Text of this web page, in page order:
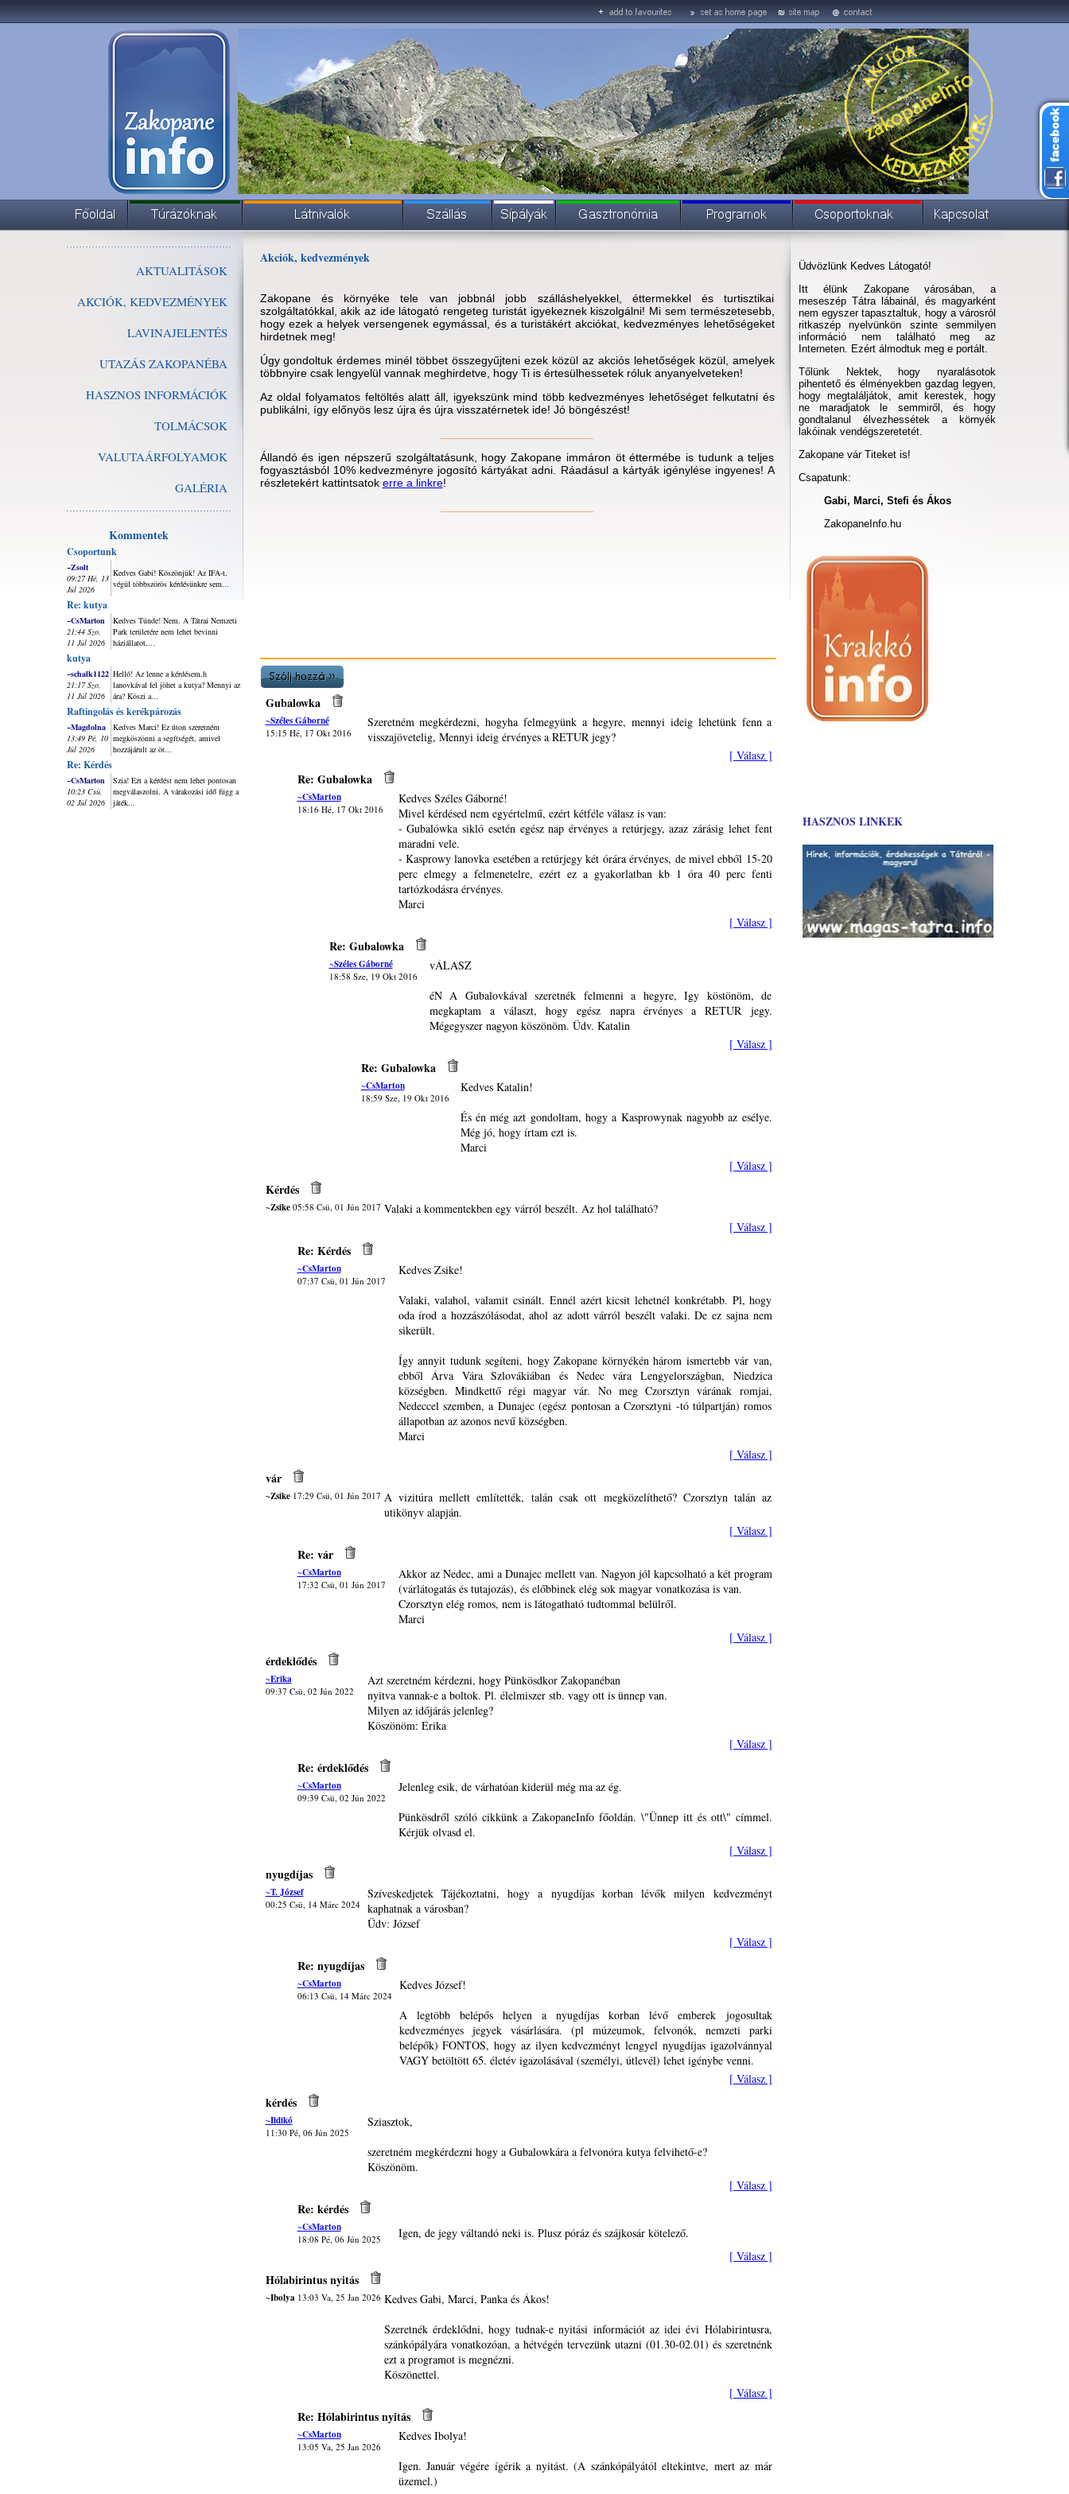
AKTUALITÁSOK
AKCIÓK, KEDVEZMÉNYEK
LAVINAJELENTÉS
UTAZÁS ZAKOPANÉBA
HASZNOS INFORMÁCIÓK
TOLMÁCSOK
VALUTAÁRFOLYAMOK
GALÉRIA
Kommentek
Csoportunk
~Zsolt
09:27 Hé, 13
Júl 2026
Kedves Gabi! Köszönjük! Az IFA-t,
végül többszörös kérdésünkre sem...
Re: kutya
~CsMarton
21:44 Szo,
11 Júl 2026
Kedves Tünde! Nem. A Tátrai Nemzeti
Park területére nem lehet bevinni
háziállatot,...
kutya
~schalk1122
21:17 Szo,
11 Júl 2026
Helló! Az lenne a kérdésem,h
lanovkával fel jöhet a kutya? Mennyi az
ára? Köszi a...
Raftingolás és kerékpározás
~Magdolna
13:49 Pé, 10
Júl 2026
Kedves Marci! Ez úton szeretném
megköszönni a segítségét, amivel
hozzájárult az öt...
Re: Kérdés
~CsMarton
10:23 Csü,
02 Júl 2026
Szia! Ezt a kérdést nem lehet pontosan
megválaszolni. A várakozási idő függ a
játék...
Akciók, kedvezmények
Zakopane és környéke tele van jobbnál jobb szálláshelyekkel, éttermekkel és turtisztikai
szolgáltatókkal, akik az ide látogató rengeteg turistát igyekeznek kiszolgálni! Mi sem természetesebb,
hogy ezek a helyek versengenek egymással, és a turistákért akciókat, kedvezményes lehetőségeket
hirdetnek meg!
Úgy gondoltuk érdemes minél többet összegyűjteni ezek közül az akciós lehetőségek közül, amelyek
többnyire csak lengyelül vannak meghirdetve, hogy Ti is értesülhessetek róluk anyanyelveteken!
Az oldal folyamatos feltöltés alatt áll, igyekszünk mind több kedvezményes lehetőséget felkutatni és
publikálni, így előnyös lesz újra és újra visszatérnetek ide! Jó böngészést!
Állandó és igen népszerű szolgáltatásunk, hogy Zakopane immáron öt éttermébe is tudunk a teljes
fogyasztásból 10% kedvezményre jogosító kártyákat adni. Ráadásul a kártyák igénylése ingyenes! A
részletekért kattintsatok erre a linkre!
Gubalowka
~Széles Gáborné
15:15 Hé, 17 Okt 2016
Szeretném megkérdezni, hogyha felmegyünk a hegyre, mennyi ideig lehetünk fenn a
visszajövetelig, Mennyi ideig érvényes a RETUR jegy?
[ Válasz ]
Re: Gubalowka
~CsMarton
18:16 Hé, 17 Okt 2016
Kedves Széles Gáborné!
Mivel kérdésed nem egyértelmű, ezért kétféle válasz is van:
- Gubalówka sikló esetén egész nap érvényes a retúrjegy, azaz zárásig lehet fent
maradni vele.
- Kasprowy lanovka esetében a retúrjegy két órára érvényes, de mivel ebből 15-20
perc elmegy a felmenetelre, ezért ez a gyakorlatban kb 1 óra 40 perc fenti
tartózkodásra érvényes.
Marci
[ Válasz ]
Re: Gubalowka
~Széles Gáborné
18:58 Sze, 19 Okt 2016
vÁLASZ
éN A Gubalovkával szeretnék felmenni a hegyre, Igy köstönöm, de
megkaptam a választ, hogy egész napra érvényes a RETUR jegy.
Mégegyszer nagyon köszönöm. Üdv. Katalin
[ Válasz ]
Re: Gubalowka
~CsMarton
18:59 Sze, 19 Okt 2016
Kedves Katalin!
És én még azt gondoltam, hogy a Kasprowynak nagyobb az esélye.
Még jó, hogy írtam ezt is.
Marci
[ Válasz ]
Kérdés
~Zsike05:58 Csü, 01 Jún 2017 Valaki a kommentekben egy várról beszélt. Az hol található?
[ Válasz ]
Re: Kérdés
~CsMarton
07:37 Csü, 01 Jún 2017
Kedves Zsike!
Valaki, valahol, valamit csinált. Ennél azért kicsit lehetnél konkrétabb. Pl, hogy
oda írod a hozzászólásodat, ahol az adott várról beszélt valaki. De ez sajna nem
sikerült.
Így annyit tudunk segíteni, hogy Zakopane környékén három ismertebb vár van,
ebből Árva Vára Szlovákiában és Nedec vára Lengyelországban, Niedzica
községben. Mindkettő régi magyar vár. No meg Czorsztyn várának romjai,
Nedeccel szemben, a Dunajec (egész pontosan a Czorsztyni -tó túlpartján) romos
állapotban az azonos nevű községben.
Marci
[ Válasz ]
vár
~Zsike17:29 Csü, 01 Jún 2017 A vizitúra mellett említették, talán csak ott megközelíthető? Czorsztyn talán az
utikönyv alapján.
[ Válasz ]
Re: vár
~CsMarton
17:32 Csü, 01 Jún 2017
Akkor az Nedec, ami a Dunajec mellett van. Nagyon jól kapcsolható a két program
(várlátogatás és tutajozás), és előbbinek elég sok magyar vonatkozása is van.
Czorsztyn elég romos, nem is látogatható tudtommal belülről.
Marci
[ Válasz ]
érdeklődés
~Erika
09:37 Csü, 02 Jún 2022
Azt szeretném kérdezni, hogy Pünkösdkor Zakopanéban
nyitva vannak-e a boltok. Pl. élelmiszer stb. vagy ott is ünnep van.
Milyen az időjárás jelenleg?
Köszönöm: Erika
[ Válasz ]
Re: érdeklődés
~CsMarton
09:39 Csü, 02 Jún 2022
Jelenleg esik, de várhatóan kiderül még ma az ég.
Pünkösdről szóló cikkünk a ZakopaneInfo főoldán. \"Ünnep itt és ott\" címmel.
Kérjük olvasd el.
[ Válasz ]
nyugdíjas
~T. József
00:25 Csü, 14 Márc 2024
Szíveskedjetek Tájékoztatni, hogy a nyugdíjas korban lévők milyen kedvezményt
kaphatnak a városban?
Üdv: József
[ Válasz ]
Re: nyugdíjas
~CsMarton
06:13 Csü, 14 Márc 2024
Kedves József!
A legtöbb belépős helyen a nyugdíjas korban lévő emberek jogosultak
kedvezményes jegyek vásárlására. (pl múzeumok, felvonók, nemzeti parki
belépők) FONTOS, hogy az ilyen kedvezményt lengyel nyugdíjas igazolvánnyal
VAGY betöltött 65. életév igazolásával (személyi, útlevél) lehet igénybe venni.
[ Válasz ]
kérdés
~Ildikó
11:30 Pé, 06 Jún 2025
Sziasztok,
szeretném megkérdezni hogy a Gubalowkára a felvonóra kutya felvihető-e?
Köszönöm.
[ Válasz ]
Re: kérdés
~CsMarton
18:08 Pé, 06 Jún 2025
Igen, de jegy váltandó neki is. Plusz póráz és szájkosár kötelező.
[ Válasz ]
Hólabirintus nyitás
~Ibolya13:03 Va, 25 Jan 2026 Kedves Gabi, Marci, Panka és Ákos!
Szeretnék érdeklődni, hogy tudnak-e nyitási információt az idei évi Hólabirintusra,
szánkópályára vonatkozóan, a hétvégén tervezünk utazni (01.30-02.01) és szeretnénk
ezt a programot is megnézni.
Köszönettel.
[ Válasz ]
Re: Hólabirintus nyitás
~CsMarton
13:05 Va, 25 Jan 2026
Kedves Ibolya!
Igen. Január végére ígérik a nyitást. (A szánkópályától eltekintve, mert az már
üzemel.)
Üdvözlünk Kedves Látogató!
Itt élünk Zakopane városában, a
meseszép Tátra lábainál, és magyarként
nem egyszer tapasztaltuk, hogy a városról
ritkaszép nyelvünkön szinte semmilyen
információ nem található meg az
Interneten. Ezért álmodtuk meg e portált.
Tőlünk Nektek, hogy nyaralásotok
pihentető és élményekben gazdag legyen,
hogy megtaláljátok, amit kerestek, hogy
ne maradjatok le semmiről, és hogy
gondtalanul élvezhessétek a környék
lakóinak vendégszeretetét.
Zakopane vár Titeket is!
Csapatunk:
Gabi, Marci, Stefi és Ákos
ZakopaneInfo.hu
HASZNOS LINKEK